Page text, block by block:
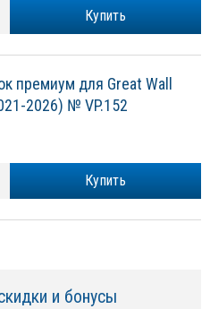
Купить
премиум для Great Wall
2026) № VP.152
Купить
и бонусы